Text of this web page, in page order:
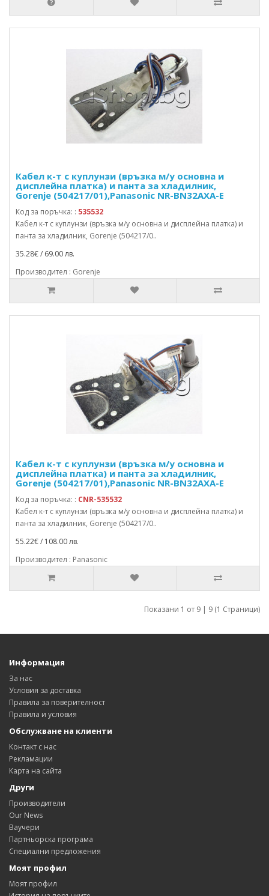
Кабел к-т с куплунзи (връзка м/у основна и
дисплейна платка) и панта за хладилник,
Gorenje (504217/01),Panasonic NR-BN32AXA-E
Код за поръчка: : 535532
Кабел к-т с куплунзи (връзка м/у основна и дисплейна платка) и
панта за хладилник, Gorenje (504217/0..
35.28€ / 69.00 лв.
Производител : Gorenje
Кабел к-т с куплунзи (връзка м/у основна и
дисплейна платка) и панта за хладилник,
Gorenje (504217/01),Panasonic NR-BN32AXA-E
Код за поръчка: : CNR-535532
Кабел к-т с куплунзи (връзка м/у основна и дисплейна платка) и
панта за хладилник, Gorenje (504217/0..
55.22€ / 108.00 лв.
Производител : Panasonic
Показани 1 от 9 | 9 (1 Страници)
Информация
За нас
Условия за доставка
Правила за поверителност
Правила и условия
Обслужване на клиенти
Контакт с нас
Рекламации
Карта на сайта
Други
Производители
Our News
Ваучери
Партньорска програма
Специални предложения
Моят профил
Моят профил